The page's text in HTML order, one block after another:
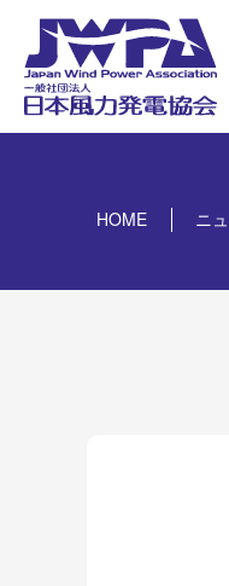
HOME ニ